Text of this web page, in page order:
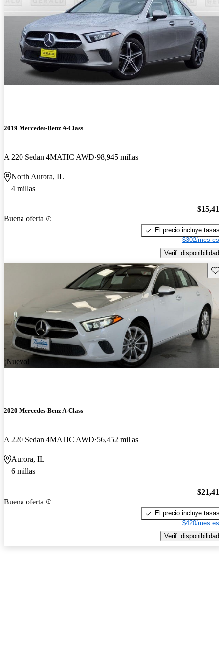
2019 Mercedes-Benz A-Class
A 220 Sedan 4MATIC AWD 98,945 millas
North Aurora, IL
4 millas
Buena oferta
El precio incluye tasas
$302/mes
Verif. disponibilidad
¡Nuevo!
2020 Mercedes-Benz A-Class
A 220 Sedan 4MATIC AWD 56,452 millas
Aurora, IL
6 millas
Buena oferta
El precio incluye tasas
$420/mes
Verif. disponibilidad